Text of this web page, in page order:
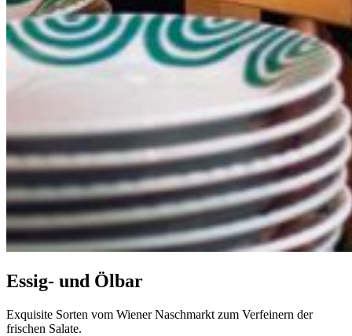
Essig- und Ölbar
Exquisite Sorten vom Wiener Naschmarkt zum Verfeinern der
frischen Salate.